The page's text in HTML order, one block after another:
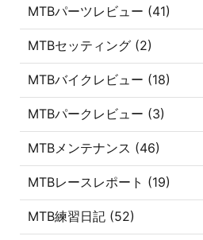
MTBパーツレビュー (41)
MTBセッティング (2)
MTBバイクレビュー (18)
MTBパークレビュー (3)
MTBメンテナンス (46)
MTBレースレポート (19)
MTB練習日記 (52)